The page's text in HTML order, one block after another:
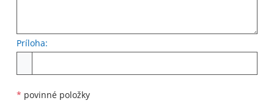
Príloha:
* povinné položky